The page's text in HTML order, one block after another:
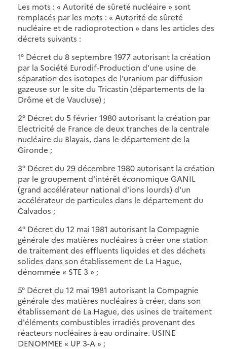
Les mots : « Autorité de sûreté nucléaire » sont
remplacés par les mots : « Autorité de sûreté
nucléaire et de radioprotection » dans les articles des
décrets suivants :
1° Décret du 8 septembre 1977 autorisant la création
par la Société Eurodif-Production d'une usine de
séparation des isotopes de l'uranium par diffusion
gazeuse sur le site du Tricastin (départements de la
Drôme et de Vaucluse) ;
2° Décret du 5 février 1980 autorisant la création par
Electricité de France de deux tranches de la centrale
nucléaire du Blayais, dans le département de la
Gironde ;
3° Décret du 29 décembre 1980 autorisant la création
par le groupement d'intérêt économique GANIL
(grand accélérateur national d'ions lourds) d'un
accélérateur de particules dans le département du
Calvados ;
4° Décret du 12 mai 1981 autorisant la Compagnie
générale des matières nucléaires à créer une station
de traitement des effluents liquides et des déchets
solides dans son établissement de La Hague,
dénommée « STE 3 » ;
5° Décret du 12 mai 1981 autorisant la Compagnie
générale des matières nucléaires à créer, dans son
établissement de La Hague, des usines de traitement
d'éléments combustibles irradiés provenant des
réacteurs nucléaires à eau ordinaire. USINE
DENOMMEE « UP 3-A » ;